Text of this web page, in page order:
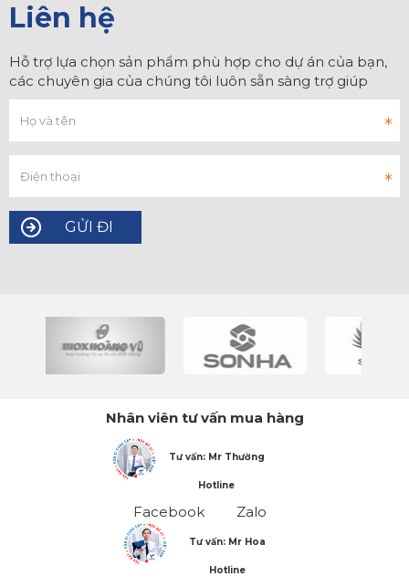
Liên hệ
Hỗ trợ lựa chọn sản phẩm phù hợp cho dự án của bạn,
các chuyên gia của chúng tôi luôn sẵn sàng trợ giúp
Nhân viên tư vấn mua hàng
Tư vấn: Mr Thường
Hotline
Facebook Zalo
Tư vấn: Mr Hoa
Hotline